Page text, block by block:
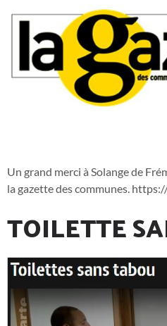
Un grand merci à Solange de
la gazette des communes.
TOILETTE